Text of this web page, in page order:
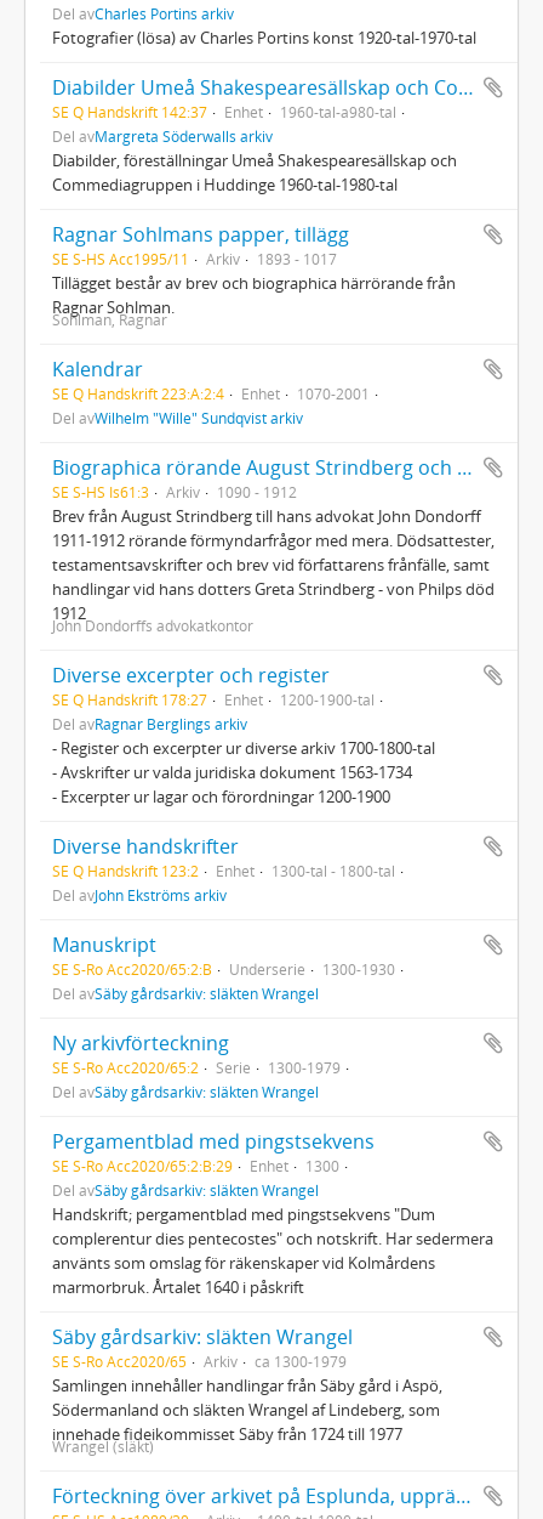
Del avCharles Portins arkiv
Fotografier (lösa) av Charles Portins konst 1920-tal-1970-tal
Diabilder Umeå Shakespearesällskap och Commediagruppen
SE Q Handskrift 142:37 Enhet
1960-tal-a980-tal
Del avMargreta Söderwalls arkiv
Diabilder, föreställningar Umeå Shakespearesällskap och
Commediagruppen i Huddinge 1960‐tal‐1980‐tal
Ragnar Sohlmans papper, tillägg
SE S-HS Acc1995/11 Arkiv 1893 - 1017
Tillägget består av brev och biographica härrörande från
Ragnar Sohlman.
Sohlman, Ragnar
Kalendrar
SE Q Handskrift 223:A:2:4 Enhet
1070-2001
Del avWilhelm "Wille" Sundqvist arkiv
Biographica rörande August Strindberg och dottern Greta von Philp
SE S-HS Is61:3 Arkiv 1090 - 1912
Brev från August Strindberg till hans advokat John Dondorff
1911-1912 rörande förmyndarfrågor med mera. Dödsattester,
testamentsavskrifter och brev vid författarens frånfälle, samt
handlingar vid hans dotters Greta Strindberg - von Philps död
1912
John Dondorffs advokatkontor
Diverse excerpter och register
SE Q Handskrift 178:27 Enhet
1200-1900-tal
Del avRagnar Berglings arkiv
- Register och excerpter ur diverse arkiv 1700-1800-tal
- Avskrifter ur valda juridiska dokument 1563-1734
- Excerpter ur lagar och förordningar 1200-1900
Diverse handskrifter
SE Q Handskrift 123:2 Enhet
1300-tal - 1800-tal
Del avJohn Ekströms arkiv
Manuskript
SE S-Ro Acc2020/65:2:B Underserie
1300-1930
Del avSäby gårdsarkiv: släkten Wrangel
Ny arkivförteckning
SE S-Ro Acc2020/65:2 Serie
1300-1979
Del avSäby gårdsarkiv: släkten Wrangel
Pergamentblad med pingstsekvens
SE S-Ro Acc2020/65:2:B:29 Enhet
1300
Del avSäby gårdsarkiv: släkten Wrangel
Handskrift; pergamentblad med pingstsekvens "Dum
complerentur dies pentecostes" och notskrift. Har sedermera
använts som omslag för räkenskaper vid Kolmårdens
marmorbruk. Årtalet 1640 i påskrift
Säby gårdsarkiv: släkten Wrangel
SE S-Ro Acc2020/65 Arkiv ca 1300-1979
Samlingen innehåller handlingar från Säby gård i Aspö,
Södermanland och släkten Wrangel af Lindeberg, som
innehade fideikommisset Säby från 1724 till 1977
Wrangel (släkt)
Förteckning över arkivet på Esplunda, upprättad av Riksarkivet (kopia)